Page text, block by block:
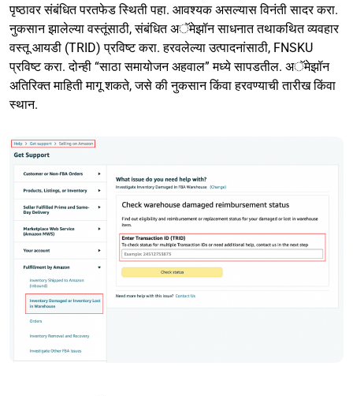
पृष्ठावर संबंधित परतफेड स्थिती पहा. आवश्यक असल्यास विनंती सादर करा.
नुकसान झालेल्या वस्तूंसाठी, संबंधित अॅमेझॉन साधनात तथाकथित व्यवहार
वस्तू आयडी (TRID) प्रविष्ट करा. हरवलेल्या उत्पादनांसाठी, FNSKU
प्रविष्ट करा. दोन्ही “साठा समायोजन अहवाल” मध्ये सापडतील. अॅमेझॉन
अतिरिक्त माहिती मागू शकते, जसे की नुकसान किंवा हरवण्याची तारीख किंवा
स्थान.